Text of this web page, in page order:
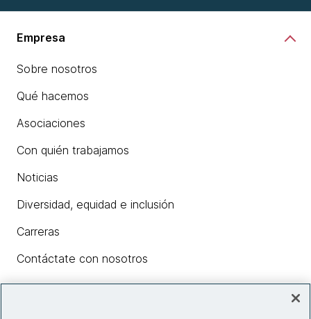
Empresa
Sobre nosotros
Qué hacemos
Asociaciones
Con quién trabajamos
Noticias
Diversidad, equidad e inclusión
Carreras
Contáctate con nosotros